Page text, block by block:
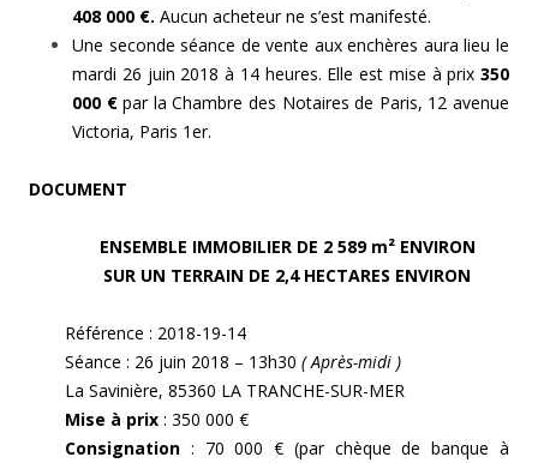
408 000 €. Aucun acheteur ne s’est manifesté.
Une seconde séance de vente aux enchères aura lieu le
mardi 26 juin 2018 à 14 heures. Elle est mise à prix 350
000 €par la Chambre des Notaires de Paris, 12 avenue
Victoria, Paris 1er.
DOCUMENT
ENSEMBLE IMMOBILIER DE 2 589 m² ENVIRON
SUR UN TERRAIN DE 2,4 HECTARES ENVIRON
Référence : 2018-19-14
Séance : 26 juin 2018 – 13h30 ( Après-midi )
La Savinière, 85360 LA TRANCHE-SUR-MER
Mise à prix : 350 000 €
Consignation : 70 000 € (par chèque de banque à